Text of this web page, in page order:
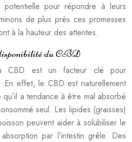
potentielle pour répondre à leurs
de plus près ces promesses
à la hauteur des attentes.
du CBD
CBD est un facteur clé pour
En effet, le CBD est naturellement
a tendance à être mal absorbé
seul. Les lipides (graisses)
peuvent aider à solubiliser le
par l’intestin grêle. Des